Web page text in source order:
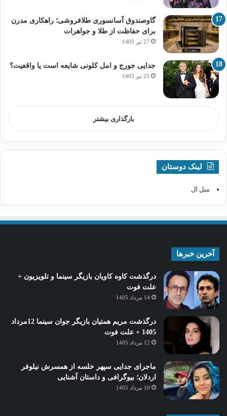
گاوصندوق آسانسوری طلافروشی؛ راهکاری مدرن
برای حفاظت از طلا و جواهرات
27 تیر 1405
جدایی جورج و امل کلونی شایعه است یا واقعیت؟
25 تیر 1405
بارگذاری بیشتر
لینک دوستان
مبل ال
آخرین خبرها
درگذشت کاوه کاویان بازیگر سینما و تلویزیون +
علت فوت
14 مرداد 1405
درگذشت مریم همتیان بازیگر جوان سینما 12مرداد
1405 + علت فوت
12 مرداد 1405
ماجرای جدایی سپهر خلسه از همسرش نیلوفر
اردلان؛ بیوگرافی و داستان آشنایی
10 مرداد 1405